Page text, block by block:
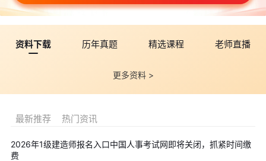
网址：
?RowGuid=7c4e9303-ab0f-4914-8b30-801b3c1ca37d
1.考全科(参加全部4 个科目考试)
施工管理工作满4 年。
资料下载 历年真题 精选课程 老师直播
更多资料 >
最新推荐 热门资讯
2026年1级建造师报名入口中国人事考试网即将关闭，抓紧时间缴
费